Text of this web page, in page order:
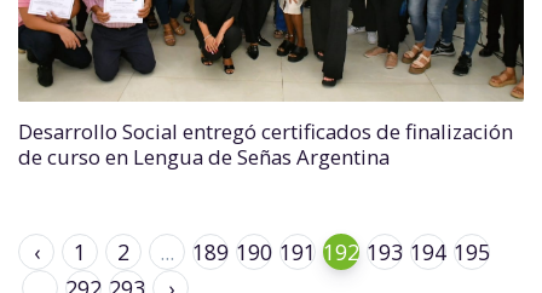
Desarrollo Social entregó certificados de finalización
de curso en Lengua de Señas Argentina
‹ 1 2 ... 189 190 191 192 193 194 195